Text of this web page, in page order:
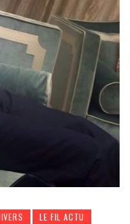
LE FIL ACTU